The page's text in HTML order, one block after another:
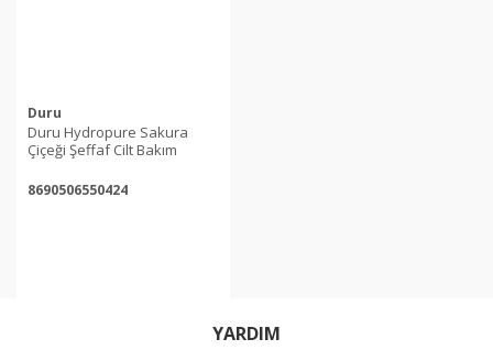
Duru
Duru Hydropure Sakura
Çiçeği Şeffaf Cilt Bakım
8690506550424
YARDIM